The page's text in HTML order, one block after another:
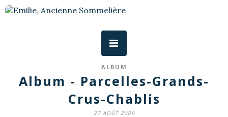
ALBUM
Album - Parcelles-Grands-
Crus-Chablis
27 AOÛT 2009